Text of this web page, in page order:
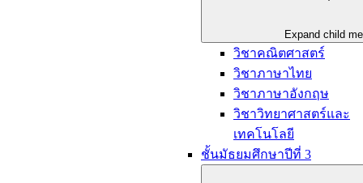
Expand child
วิชาคณิตศาสตร์
วิชาภาษาไทย
วิชาภาษาอังกฤษ
วิชาวิทยาศาสตร์และ
เทคโนโลยี
ชั้นมัธยมศึกษาปีที่ 3